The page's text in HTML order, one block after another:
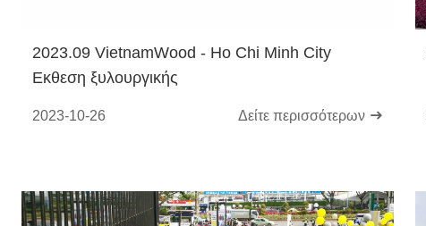
2023.09 VietnamWood - Ho Chi Minh City
Εκθεση ξυλουργικής
2023-10-26 Δείτε περισσότερων